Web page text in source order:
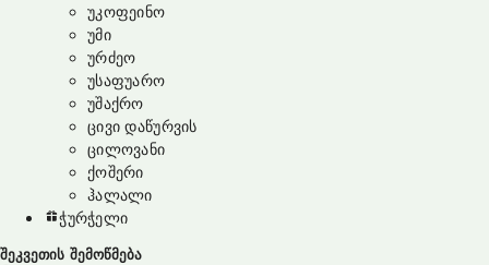
უკოფეინო
უმი
ურძეო
უსაფუარო
უშაქრო
ცივი დაწურვის
ცილოვანი
ქოშერი
ჰალალი
ჭურჭელი
შეკვეთის შემოწმება